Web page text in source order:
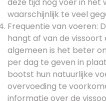
waarschijnlijk te veel
Frequentie van voeren:
hangt af van de
algemeen is het beter
per dag te geven in
bootst hun natuurlijke
overvoeding te
informatie over de